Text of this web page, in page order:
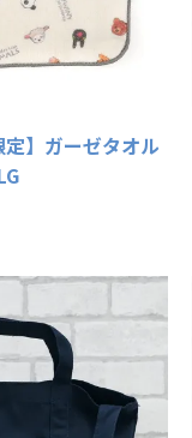
定】ガーゼタオル